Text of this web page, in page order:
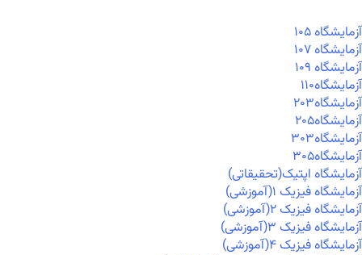
آزمايشگاه ۱۰۵
آزمايشگاه ۱۰۷
آزمايشگاه ۱۰۹
آزمايشگاه۱۱۰
آزمايشگاه۲۰۳
آزمايشگاه۲۰۵
آزمايشگاه۳۰۳
آزمايشگاه۳۰۵
آزمایشگاه اپتیک(تحقیقاتی)
آزمایشگاه فیزیک ۱(آموزشی)
آزمایشگاه فیزیک ۲(آموزشی)
آزمایشگاه فیزیک ۳(آموزشی)
آزمایشگاه فیزیک ۴(آموزشی)